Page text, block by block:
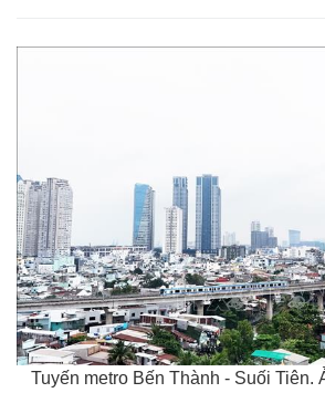
Tuyến metro Bến Thành - Suối Tiên.